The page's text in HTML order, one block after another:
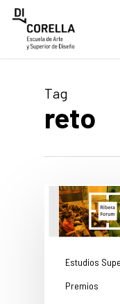
Skip
Tag
reto
Estudios
Premios